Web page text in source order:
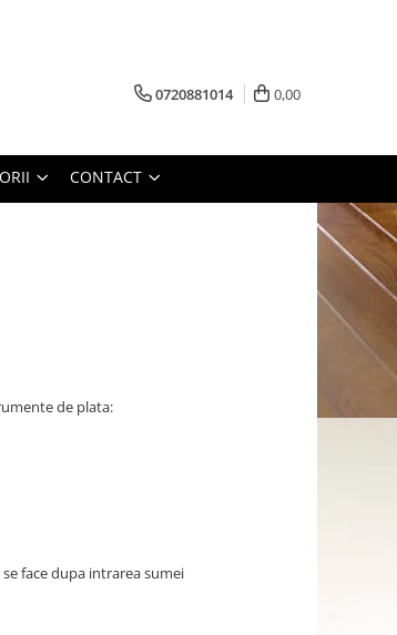
0720881014 0,00
CONTACT
de plata:
face dupa intrarea sumei